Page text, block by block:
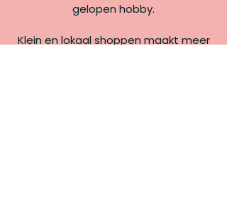
gelopen hobby.
Klein en lokaal shoppen maakt meer